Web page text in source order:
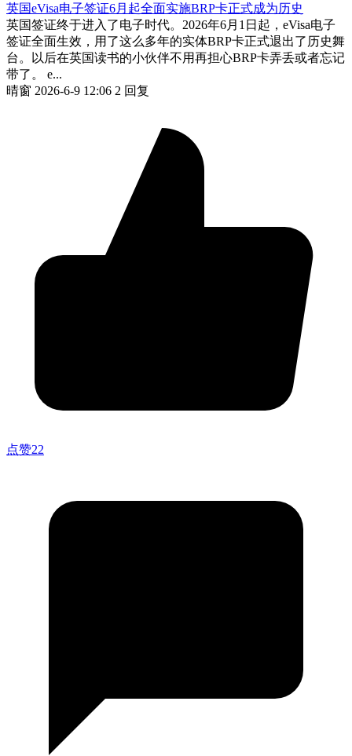
英国eVisa电子签证6月起全面实施BRP卡正式成为历史
英国签证终于进入了电子时代。2026年6月1日起，eVisa电子
签证全面生效，用了这么多年的实体BRP卡正式退出了历史舞
台。以后在英国读书的小伙伴不用再担心BRP卡弄丢或者忘记
带了。 e...
晴窗 2026-6-9 12:06 2 回复
点赞22